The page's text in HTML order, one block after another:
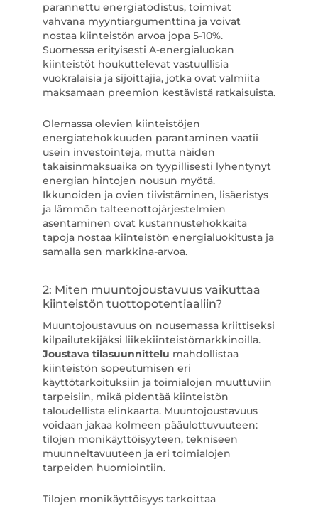
parannettu energiatodistus, toimivat
vahvana myyntiargumenttina ja voivat
nostaa kiinteistön arvoa jopa 5-10%.
Suomessa erityisesti A-energialuokan
kiinteistöt houkuttelevat vastuullisia
vuokralaisia ja sijoittajia, jotka ovat valmiita
maksamaan preemion kestävistä ratkaisuista.
Olemassa olevien kiinteistöjen
energiatehokkuuden parantaminen vaatii
usein investointeja, mutta näiden
takaisinmaksuaika on tyypillisesti lyhentynyt
energian hintojen nousun myötä.
Ikkunoiden ja ovien tiivistäminen, lisäeristys
ja lämmön talteenottojärjestelmien
asentaminen ovat kustannustehokkaita
tapoja nostaa kiinteistön energialuokitusta ja
samalla sen markkina-arvoa.
2: Miten muuntojoustavuus vaikuttaa
kiinteistön tuottopotentiaaliin?
Muuntojoustavuus on nousemassa kriittiseksi
kilpailutekijäksi liikekiinteistömarkkinoilla.
Joustava tilasuunnittelu mahdollistaa
kiinteistön sopeutumisen eri
käyttötarkoituksiin ja toimialojen muuttuviin
tarpeisiin, mikä pidentää kiinteistön
taloudellista elinkaarta. Muuntojoustavuus
voidaan jakaa kolmeen pääulottuvuuteen:
tilojen monikäyttöisyyteen, tekniseen
muunneltavuuteen ja eri toimialojen
tarpeiden huomiointiin.
Tilojen monikäyttöisyys tarkoittaa